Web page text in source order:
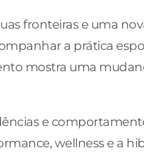
fronteiras e uma
a prática
mostra uma
e
wellness e a